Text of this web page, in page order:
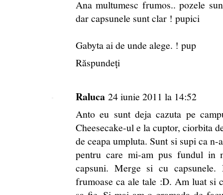
Ana multumesc frumos.. pozele
dar capsunele sunt clar ! pupici
Gabyta ai de unde alege. ! pup
Răspundeți
Raluca 24 iunie 2011 la 14:52
Anto eu sunt deja cazuta pe
Cheesecake-ul e la cuptor, ciorbita
de ceapa umpluta. Sunt si supi ca
pentru care mi-am pus fundul in
capsuni. Merge si cu
frumoase ca ale tale :D. Am luat si